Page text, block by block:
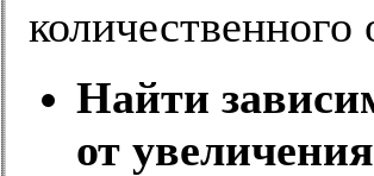
количественного
Найти
от